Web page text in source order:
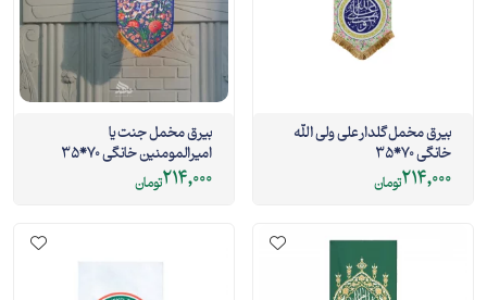
بیرق مخمل گلدار علی ولی الله
خانگی 70*35
214,000تومان
بیرق مخمل جنت یا
امیرالمومنین خانگی 70*35
214,000تومان